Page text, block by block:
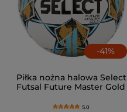
-41%
Piłka nożna halowa Select
Futsal Future Master Gold
5.0